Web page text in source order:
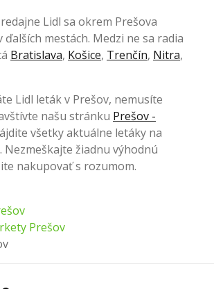
Lidl sa okrem Prešova
ďalších mestách. Medzi ne sa radia
Bratislava, Košice, Trenčín, Nitra,
Lidl leták v Prešov, nemusíte
našu stránku Prešov -
všetky aktuálne letáky na
Nezmeškajte žiadnu výhodnú
nakupovať s rozumom.
Prešov